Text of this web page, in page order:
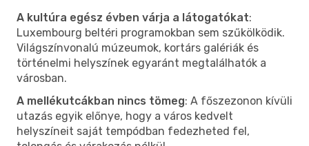
A kultúra egész évben várja a látogatókat:
Luxembourg beltéri programokban sem szűkölködik.
Világszínvonalú múzeumok, kortárs galériák és
történelmi helyszínek egyaránt megtalálhatók a
városban.
A mellékutcákban nincs tömeg: A főszezonon kívüli
utazás egyik előnye, hogy a város kedvelt
helyszíneit saját tempódban fedezheted fel,